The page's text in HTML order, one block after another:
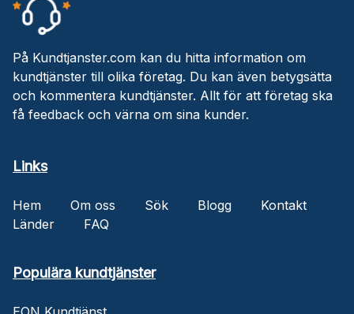
På Kundtjanster.com kan du hitta information om
kundtjänster till olika företag. Du kan även betygsätta
och kommentera kundtjänster. Allt för att företag ska
få feedback och värna om sina kunder.
Links
Hem Om oss Sök Blogg
Kontakt
Länder
FAQ
Populära kundtjänster